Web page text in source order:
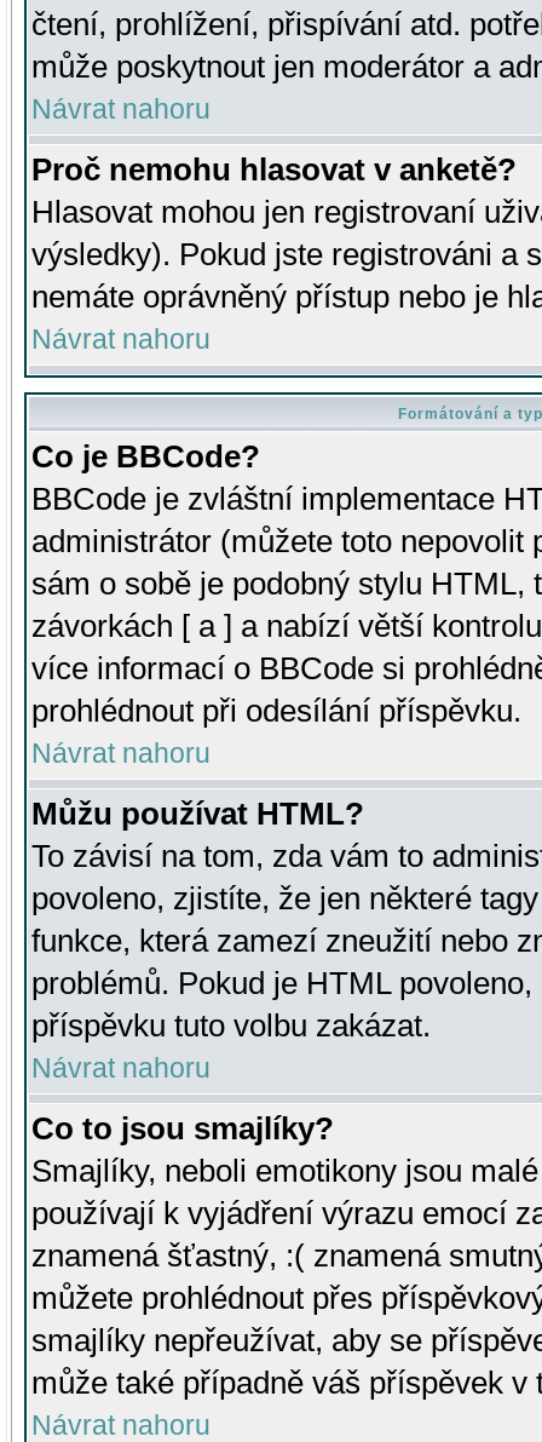
čtení, prohlížení, přispívání atd.
může poskytnout jen moderátor a
Návrat nahoru
Proč nemohu hlasovat v anketě?
Hlasovat mohou jen registrovaní
výsledky). Pokud jste registrováni a
nemáte oprávněný přístup nebo je
Návrat nahoru
Formátování a
Co je BBCode?
BBCode je zvláštní implementace
administrátor (můžete toto
sám o sobě je podobný stylu HTML,
závorkách [ a ] a nabízí větší
více informací o BBCode si
prohlédnout při odesílání příspěvku.
Návrat nahoru
Můžu používat HTML?
To závisí na tom, zda vám to
povoleno, zjistíte, že jen některé
funkce, která zamezí zneužití nebo
problémů. Pokud je HTML
příspěvku tuto volbu zakázat.
Návrat nahoru
Co to jsou smajlíky?
Smajlíky, neboli emotikony jsou
používají k vyjádření výrazu emocí
znamená šťastný, :( znamená
můžete prohlédnout přes
smajlíky nepřeužívat, aby se
může také případně váš příspěvek v
Návrat nahoru